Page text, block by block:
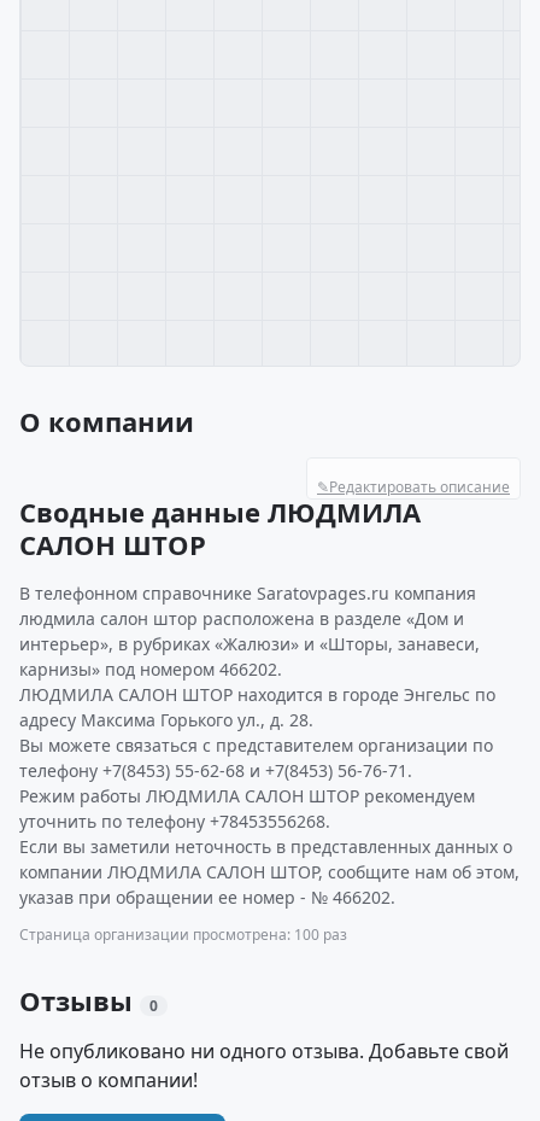
О компании
✎Редактировать описание
Сводные данные ЛЮДМИЛА
САЛОН ШТОР
В телефонном справочнике Saratovpages.ru компания
людмила салон штор расположена в разделе «Дом и
интерьер», в рубриках «Жалюзи» и «Шторы, занавеси,
карнизы» под номером 466202.
ЛЮДМИЛА САЛОН ШТОР находится в городе Энгельс по
адресу Максима Горького ул., д. 28.
Вы можете связаться с представителем организации по
телефону +7(8453) 55-62-68 и +7(8453) 56-76-71.
Режим работы ЛЮДМИЛА САЛОН ШТОР рекомендуем
уточнить по телефону +78453556268.
Если вы заметили неточность в представленных данных о
компании ЛЮДМИЛА САЛОН ШТОР, сообщите нам об этом,
указав при обращении ее номер - № 466202.
Страница организации просмотрена: 100 раз
Отзывы 0
Не опубликовано ни одного отзыва. Добавьте свой
отзыв о компании!